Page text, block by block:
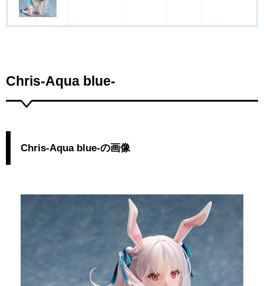
Chris-Aqua blue-
Chris-Aqua blue-の画像